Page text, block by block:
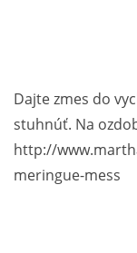
Dajte zmes do
stuhnúť. Na
http://
meringue-mess